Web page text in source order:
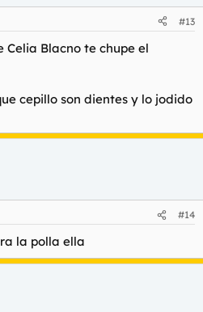
#13
Celia Blacno te chupe el
cepillo son dientes y lo jodido
#14
la polla ella